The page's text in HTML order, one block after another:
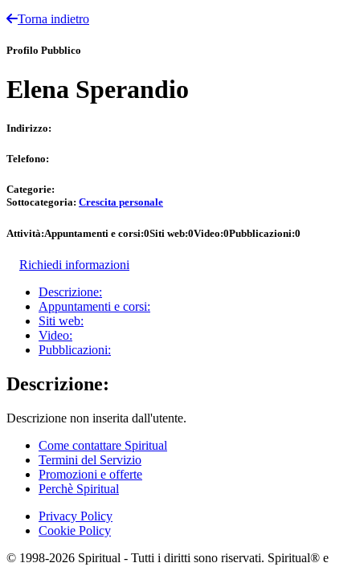
Torna indietro
Profilo Pubblico
Elena Sperandio
Indirizzo:
Telefono:
Categorie:
Sottocategoria: Crescita personale
Attività:Appuntamenti e corsi:0Siti web:0Video:0Pubblicazioni:0
Richiedi informazioni
Descrizione:
Appuntamenti e corsi:
Siti web:
Video:
Pubblicazioni:
Descrizione:
Descrizione non inserita dall'utente.
Come contattare Spiritual
Termini del Servizio
Promozioni e offerte
Perchè Spiritual
Privacy Policy
Cookie Policy
© 1998-2026 Spiritual - Tutti i diritti sono riservati. Spiritual® e